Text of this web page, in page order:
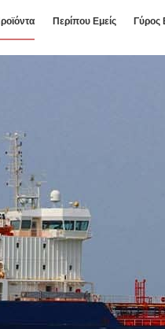
Περίπου Εμείς Γύρος